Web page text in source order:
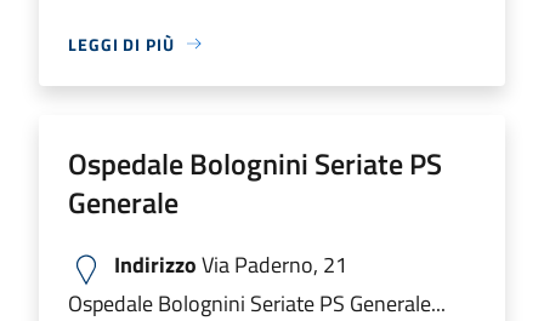
LEGGI DI PIÙ
Ospedale Bolognini Seriate PS
Generale
IndirizzoVia Paderno, 21
Ospedale Bolognini Seriate PS Generale...